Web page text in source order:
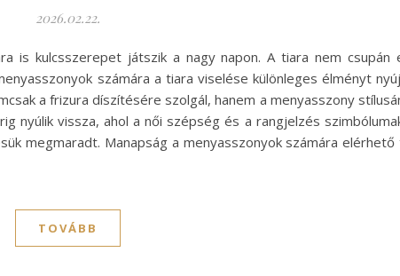
2026.02.22.
is kulcsszerepet játszik a nagy napon. A tiara nem csupán
számára a tiara viselése különleges élményt
a frizura díszítésére szolgál, hanem a menyasszony
vissza, ahol a női szépség és a rangjelzés
megmaradt. Manapság a menyasszonyok számára
TOVÁBB